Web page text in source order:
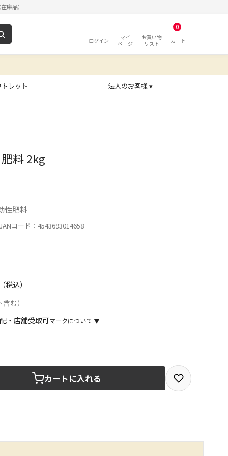
庫品）
ログイン
マイ
ページ
お買い物
リスト
0
カート
レット 法人のお客様 ▾
料 2kg
性肥料
コード：4543693014658
（税込）
む）
マークについて ▼
カートに入れる